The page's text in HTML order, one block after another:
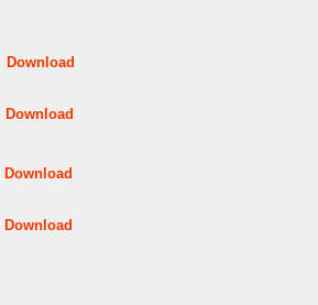
Download
Download
Download
Download